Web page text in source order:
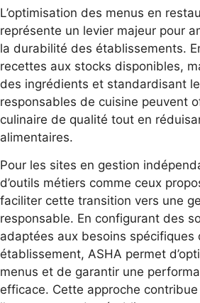
L’optimisation des menus en
représente un levier majeur pour
la durabilité des établissements.
recettes aux stocks disponibles,
des ingrédients et standardisant
responsables de cuisine peuvent
culinaire de qualité tout en
alimentaires.
Pour les sites en gestion
d’outils métiers comme ceux
faciliter cette transition vers une
responsable. En configurant des
adaptées aux besoins spécifiques
établissement, ASHA permet
menus et de garantir une
efficace. Cette approche